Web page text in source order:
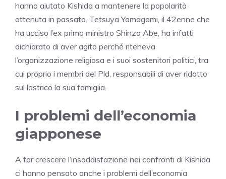
hanno aiutato Kishida a mantenere la popolarità
ottenuta in passato. Tetsuya Yamagami, il 42enne che
ha ucciso l’ex primo ministro Shinzo Abe, ha infatti
dichiarato di aver agito perché riteneva
l’organizzazione religiosa e i suoi sostenitori politici, tra
cui proprio i membri del Pld, responsabili di aver ridotto
sul lastrico la sua famiglia.
I problemi dell’economia
giapponese
A far crescere l’insoddisfazione nei confronti di Kishida
ci hanno pensato anche i problemi dell’economia